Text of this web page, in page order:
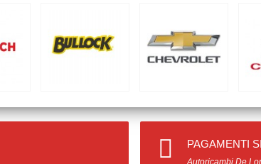
PAGAMENTI
Autoricambi De